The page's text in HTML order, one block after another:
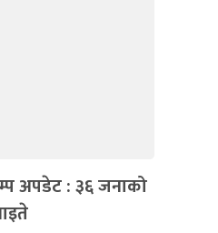
अपडेट : ३६ जनाको